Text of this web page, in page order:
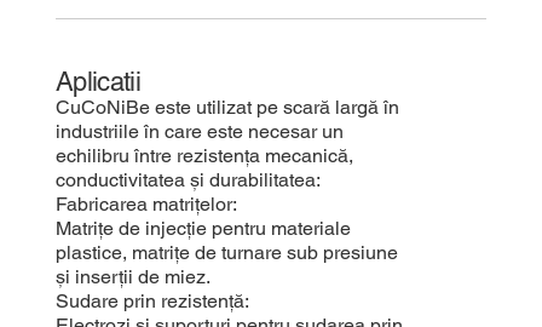
Aplicatii
CuCoNiBe este utilizat pe scară largă în
industriile în care este necesar un
echilibru între rezistența mecanică,
conductivitatea și durabilitatea:
Fabricarea matrițelor:
Matrițe de injecție pentru materiale
plastice, matrițe de turnare sub presiune
și inserții de miez.
Sudare prin rezistență: